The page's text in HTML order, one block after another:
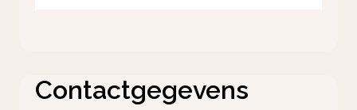
Contactgegevens